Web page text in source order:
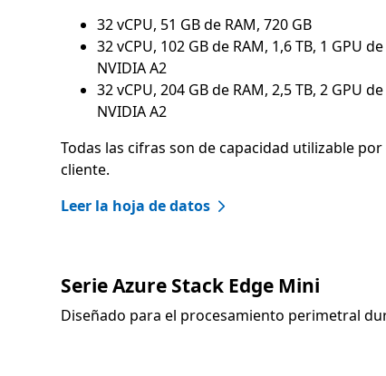
32 vCPU, 51 GB de RAM, 720 GB
32 vCPU, 102 GB de RAM, 1,6 TB, 1 GPU de
NVIDIA A2
32 vCPU, 204 GB de RAM, 2,5 TB, 2 GPU de
NVIDIA A2
Todas las cifras son de capacidad utilizable por
cliente.
Leer la hoja de datos
Serie Azure Stack Edge Mini
Diseñado para el procesamiento perimetral